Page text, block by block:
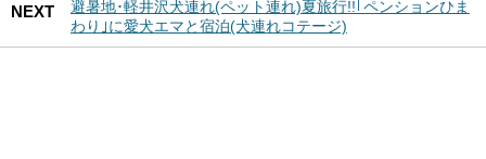
NEXT
避暑地･軽井沢犬連れ(ペット連れ)夏旅行!!｢ペンションひま
わり｣に愛犬エマと宿泊(犬連れコテージ)